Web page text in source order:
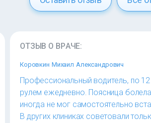
ОТЗЫВ О ВРАЧЕ:
Коровкин Михаил Александрович
Профессиональный водитель, по
рулем ежедневно. Поясница болела
иногда не мог самостоятельно
В других клиниках советовали